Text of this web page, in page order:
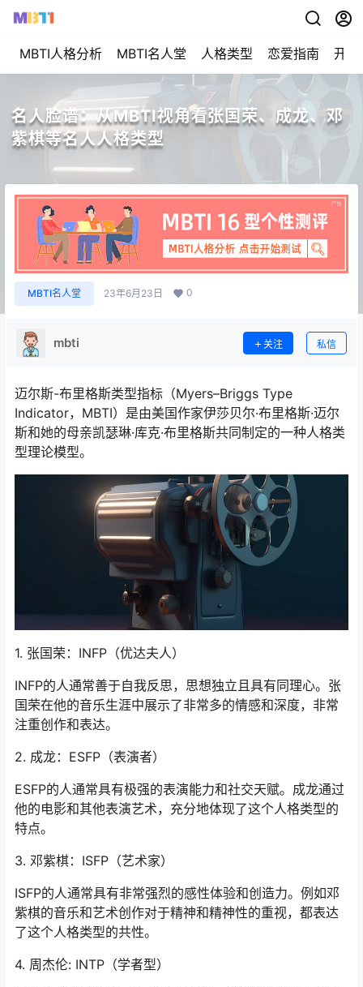
MBTI人格分析 MBTI名人堂 人格类型 恋爱指南 开始
名人脸谱：从MBTI视角看张国荣、成龙、邓
紫棋等名人人格类型
MBTI名人堂 23年6月23日 0
mbti 关注 私信
迈尔斯-布里格斯类型指标（Myers–Briggs Type
Indicator，MBTI）是由美国作家伊莎贝尔·布里格斯·迈尔
斯和她的母亲凯瑟琳·库克·布里格斯共同制定的一种人格类
型理论模型。
1. 张国荣：INFP（优达夫人）
INFP的人通常善于自我反思，思想独立且具有同理心。张
国荣在他的音乐生涯中展示了非常多的情感和深度，非常
注重创作和表达。
2. 成龙：ESFP（表演者）
ESFP的人通常具有极强的表演能力和社交天赋。成龙通过
他的电影和其他表演艺术，充分地体现了这个人格类型的
特点。
3. 邓紫棋：ISFP（艺术家）
ISFP的人通常具有非常强烈的感性体验和创造力。例如邓
紫棋的音乐和艺术创作对于精神和精神性的重视，都表达
了这个人格类型的共性。
4. 周杰伦: INTP（学者型）